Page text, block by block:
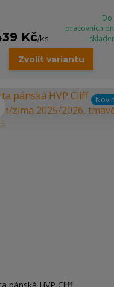
Kč/ks
Do
pracovních
Zvolit variantu